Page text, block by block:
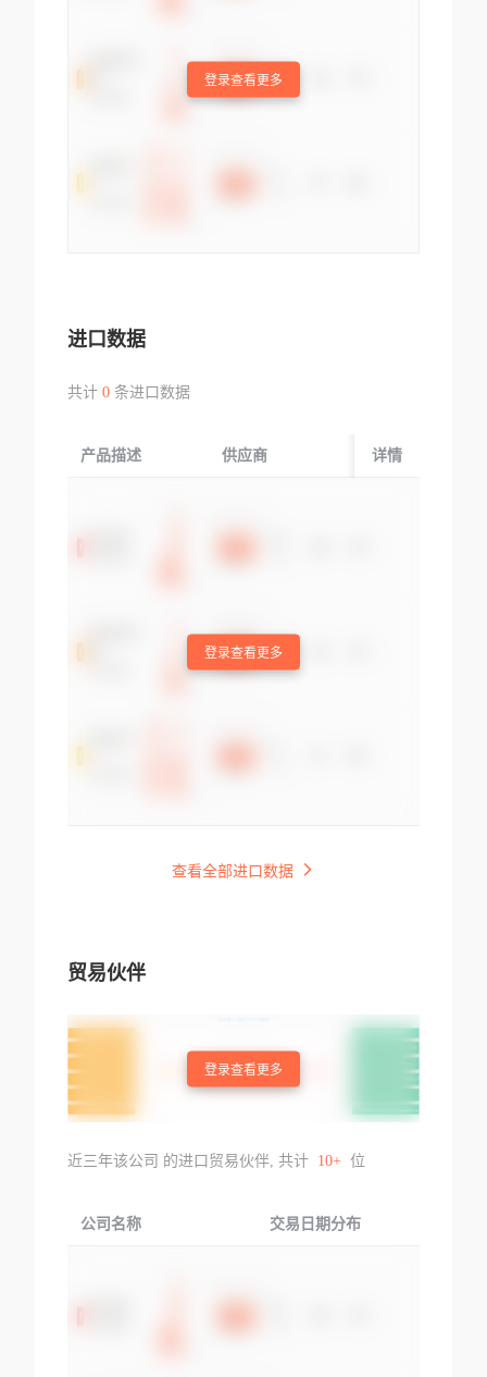
登录查看更多
进口数据
共计 0条进口数据
产品描述 供应商 起运国/地区
详情
登录查看更多
查看全部进口数据
贸易伙伴
登录查看更多
近三年该公司 的进口贸易伙伴, 共计 10+ 位
公司名称 交易日期分布